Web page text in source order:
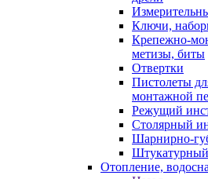
Ключи,
Крепежно-
метизы, биты
Отвертки
Пистолеты
монтажной
Режущий
Столярный
Шарнирно-
Отопление,